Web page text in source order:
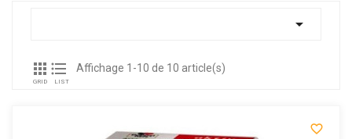


GRID

LIST
Affichage 1-10 de 10 article(s)
